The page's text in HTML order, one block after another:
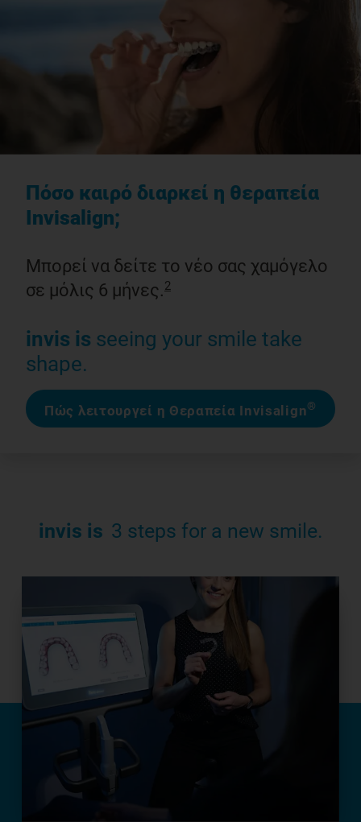
Πόσο καιρό διαρκεί η θεραπεία
Invisalign;
Μπορεί να δείτε το νέο σας χαμόγελο
σε μόλις 6 μήνες.2
invis is seeing your smile take
shape.
Πώς λειτουργεί η Θεραπεία Invisalign®
invis is 3 steps for a new smile.